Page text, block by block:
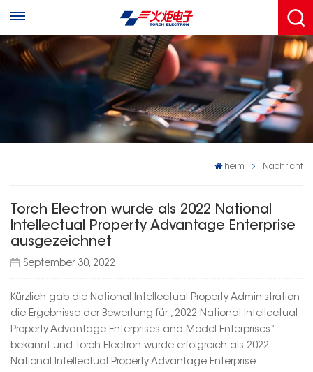
heim Nachricht
Torch Electron wurde als 2022 National
Intellectual Property Advantage Enterprise
ausgezeichnet
September 30, 2022
Kürzlich gab die National Intellectual Property Administration
die Ergebnisse der Bewertung für „2022 National Intellectual
Property Advantage Enterprises and Model Enterprises“
bekannt und Torch Electron wurde erfolgreich als 2022
National Intellectual Property Advantage Enterprise